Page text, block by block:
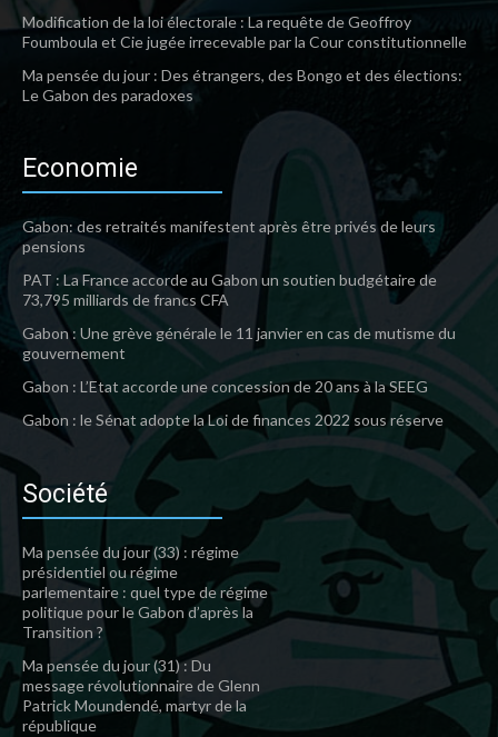
Modification de la loi électorale : La requête de Geoffroy
Foumboula et Cie jugée irrecevable par la Cour constitutionnelle
Ma pensée du jour : Des étrangers, des Bongo et des élections:
Le Gabon des paradoxes
Economie
Gabon: des retraités manifestent après être privés de leurs
pensions
PAT : La France accorde au Gabon un soutien budgétaire de
73,795 milliards de francs CFA
Gabon : Une grève générale le 11 janvier en cas de mutisme du
gouvernement
Gabon : L’Etat accorde une concession de 20 ans à la SEEG
Gabon : le Sénat adopte la Loi de finances 2022 sous réserve
Société
Ma pensée du jour (33) : régime
présidentiel ou régime
parlementaire : quel type de régime
politique pour le Gabon d’après la
Transition ?
Ma pensée du jour (31) : Du
message révolutionnaire de Glenn
Patrick Moundendé, martyr de la
république